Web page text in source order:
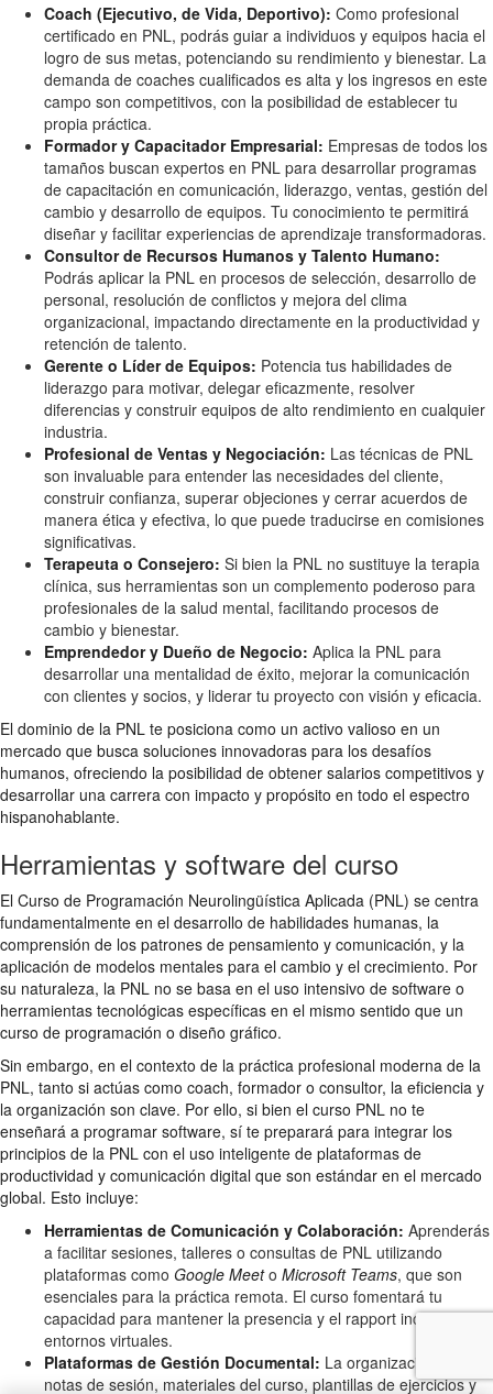
Coach (Ejecutivo, de Vida, Deportivo): Como profesional
certificado en PNL, podrás guiar a individuos y equipos hacia el
logro de sus metas, potenciando su rendimiento y bienestar. La
demanda de coaches cualificados es alta y los ingresos en este
campo son competitivos, con la posibilidad de establecer tu
propia práctica.
Formador y Capacitador Empresarial: Empresas de todos los
tamaños buscan expertos en PNL para desarrollar programas
de capacitación en comunicación, liderazgo, ventas, gestión del
cambio y desarrollo de equipos. Tu conocimiento te permitirá
diseñar y facilitar experiencias de aprendizaje transformadoras.
Consultor de Recursos Humanos y Talento Humano:
Podrás aplicar la PNL en procesos de selección, desarrollo de
personal, resolución de conflictos y mejora del clima
organizacional, impactando directamente en la productividad y
retención de talento.
Gerente o Líder de Equipos: Potencia tus habilidades de
liderazgo para motivar, delegar eficazmente, resolver
diferencias y construir equipos de alto rendimiento en cualquier
industria.
Profesional de Ventas y Negociación: Las técnicas de PNL
son invaluable para entender las necesidades del cliente,
construir confianza, superar objeciones y cerrar acuerdos de
manera ética y efectiva, lo que puede traducirse en comisiones
significativas.
Terapeuta o Consejero: Si bien la PNL no sustituye la terapia
clínica, sus herramientas son un complemento poderoso para
profesionales de la salud mental, facilitando procesos de
cambio y bienestar.
Emprendedor y Dueño de Negocio: Aplica la PNL para
desarrollar una mentalidad de éxito, mejorar la comunicación
con clientes y socios, y liderar tu proyecto con visión y eficacia.
El dominio de la PNL te posiciona como un activo valioso en un
mercado que busca soluciones innovadoras para los desafíos
humanos, ofreciendo la posibilidad de obtener salarios competitivos y
desarrollar una carrera con impacto y propósito en todo el espectro
hispanohablante.
Herramientas y software del curso
El Curso de Programación Neurolingüística Aplicada (PNL) se centra
fundamentalmente en el desarrollo de habilidades humanas, la
comprensión de los patrones de pensamiento y comunicación, y la
aplicación de modelos mentales para el cambio y el crecimiento. Por
su naturaleza, la PNL no se basa en el uso intensivo de software o
herramientas tecnológicas específicas en el mismo sentido que un
curso de programación o diseño gráfico.
Sin embargo, en el contexto de la práctica profesional moderna de la
PNL, tanto si actúas como coach, formador o consultor, la eficiencia y
la organización son clave. Por ello, si bien el curso PNL no te
enseñará a programar software, sí te preparará para integrar los
principios de la PNL con el uso inteligente de plataformas de
productividad y comunicación digital que son estándar en el mercado
global. Esto incluye:
Herramientas de Comunicación y Colaboración: Aprenderás
a facilitar sesiones, talleres o consultas de PNL utilizando
plataformas como Google Meeto Microsoft Teams, que son
esenciales para la práctica remota. El curso fomentará tu
capacidad para mantener la presencia y el rapport incluso en
entornos virtuales.
Plataformas de Gestión Documental: La organización de tus
notas de sesión, materiales del curso, plantillas de ejercicios y